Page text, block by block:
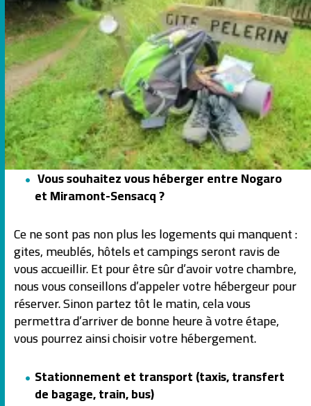
Vous souhaitez vous héberger entre Nogaro
et Miramont-Sensacq ?
Ce ne sont pas non plus les logements qui manquent :
gites, meublés, hôtels et campings seront ravis de
vous accueillir. Et pour être sûr d’avoir votre chambre,
nous vous conseillons d’appeler votre hébergeur pour
réserver. Sinon partez tôt le matin, cela vous
permettra d’arriver de bonne heure à votre étape,
vous pourrez ainsi choisir votre hébergement.
Stationnement et transport (taxis, transfert
de bagage, train, bus)